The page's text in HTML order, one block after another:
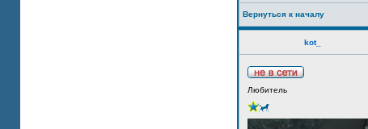
Вернуться к началу
kot_
Любитель